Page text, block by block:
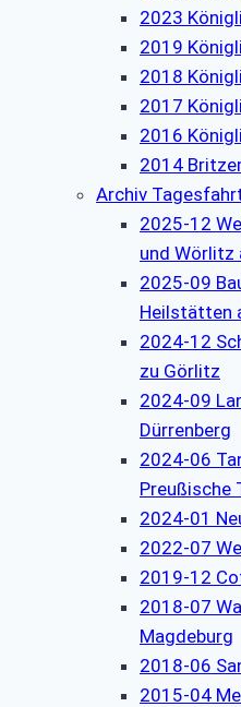
2023
2019
2018
2017
2016
2014
Archiv
2025-12
und Wörlitz
2025-09
Heilstätten
2024-12
zu Görlitz
2024-09
Dürrenberg
2024-06
Preußische
2024-01
2022-07
2019-12
2018-07
Magdeburg
2018-06
2015-04